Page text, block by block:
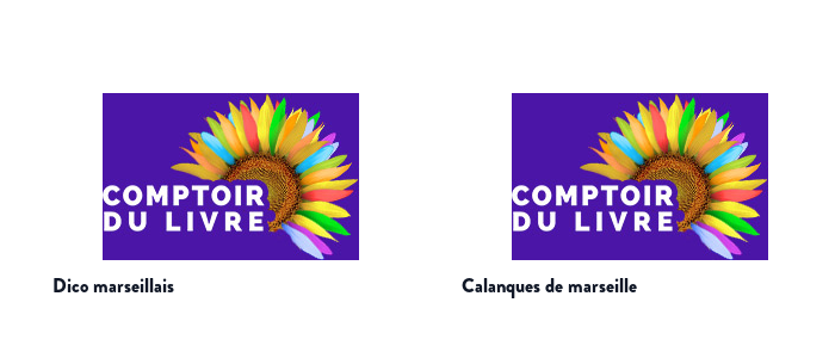
dico marseillais calanques de marseille